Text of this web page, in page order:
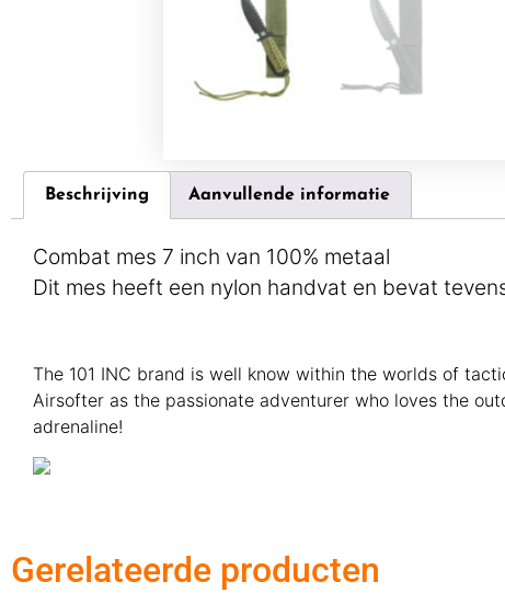
Beschrijving Aanvullende informatie
Combat mes 7 inch van 100% metaal
Dit mes heeft een nylon handvat en bevat
The 101 INC brand is well know within the worlds of
Airsofter as the passionate adventurer who loves the
adrenaline!
Gerelateerde producten